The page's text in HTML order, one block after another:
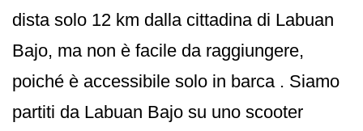
dista solo 12 km dalla cittadina di Labuan
Bajo, ma non è facile da raggiungere,
poiché è accessibile solo in barca . Siamo
partiti da Labuan Bajo su uno scooter